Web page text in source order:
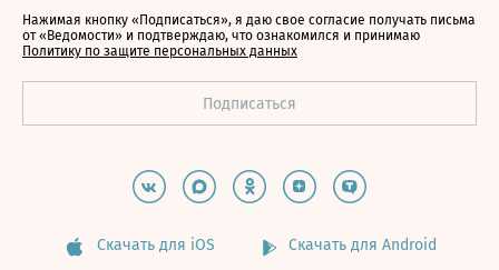
Нажимая кнопку «Подписаться», я даю свое согласие получать письма
от «Ведомости» и подтверждаю, что ознакомился и принимаю
Политику по защите персональных данных
Скачать для iOS Скачать для Android